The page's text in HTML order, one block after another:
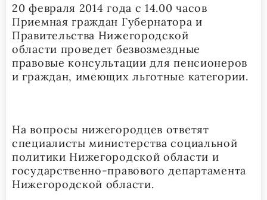
20 февраля 2014 года с 14.00 часов
Приемная граждан Губернатора и
Правительства Нижегородской
области проведет безвозмездные
правовые консультации для пенсионеров
и граждан, имеющих льготные категории.
На вопросы нижегородцев ответят
специалисты министерства социальной
политики Нижегородской области и
государственно-правового департамента
Нижегородской области.